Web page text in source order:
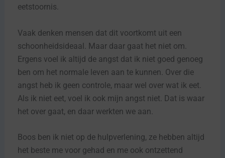
eetstoornis.
Vaak denken mensen dat dit voortkomt uit een
schoonheidsideaal. Maar daar gaat het niet om.
Ergens voel ik altijd de angst dat ik niet goed genoeg
ben om het normale leven aan te kunnen. Over die
angst heb ik geen controle, maar wel over wat ik eet.
Als ik niet eet, voel ik ook mijn angst niet. Dat is waar
het over gaat, en daar werkten we aan.
Boos ben ik niet op de hulpverlening, ze hebben altijd
het beste me voor gehad en me ook ontzettend